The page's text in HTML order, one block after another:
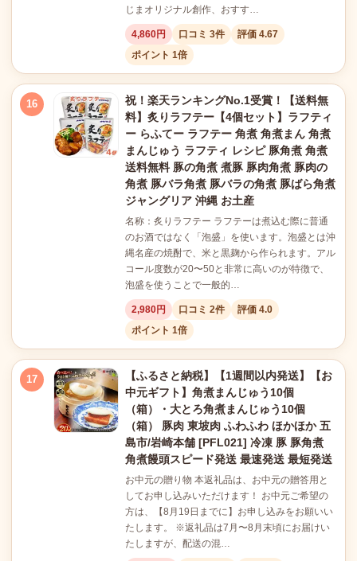
じまオリジナル創作、おすす…
4,860円 口コミ 3件
評価 4.67
ポイント 1倍
16
祝！楽天ランキングNo.1受賞！【送料無
料】炙りラフテー【4個セット】ラフティ
ー らふてー ラフテー 角煮 角煮まん 角煮
まんじゅう ラフティ レシピ 豚角煮 角煮
送料無料 豚の角煮 煮豚 豚肉角煮 豚肉の
角煮 豚バラ角煮 豚バラの角煮 豚ばら角煮
ジャングリア 沖縄 お土産
名称：炙りラフテー ラフテーは煮込む際に普通
のお酒ではなく「泡盛」を使います。泡盛とは沖
縄名産の焼酎で、米と黒麹から作られます。アル
コール度数が20〜50と非常に高いのが特徴で、
泡盛を使うことで一般的…
2,980円 口コミ 2件
評価 4.0
ポイント 1倍
17
【ふるさと納税】【1週間以内発送】【お
中元ギフト】角煮まんじゅう10個
（箱）・大とろ角煮まんじゅう10個
（箱） 豚肉 東坡肉 ふわふわ ほかほか 五
島市/岩崎本舗 [PFL021] 冷凍 豚 豚角煮
角煮饅頭スピード発送 最速発送 最短発送
お中元の贈り物 本返礼品は、お中元の贈答用と
してお申し込みいただけます！ お中元ご希望の
方は、【8月19日までに】お申し込みをお願いい
たします。 ※返礼品は7月〜8月末頃にお届けい
たしますが、配送の混…